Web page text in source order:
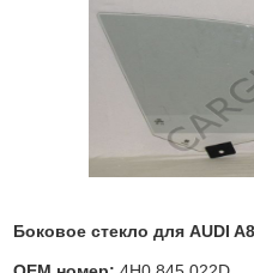
Боковое стекло для AUDI